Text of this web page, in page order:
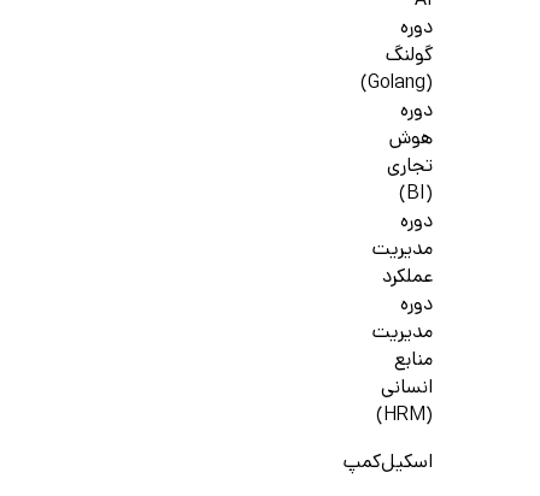
دوره
گولنگ
(Golang)
دوره
هوش
تجاری
(BI)
دوره
مدیریت
عملکرد
دوره
مدیریت
منابع
انسانی
(HRM)
اسکیل‌کمپ